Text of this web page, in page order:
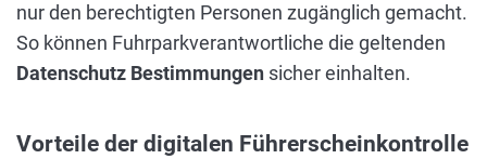
nur den berechtigten Personen zugänglich gemacht.
So können Fuhrparkverantwortliche die geltenden
Datenschutz Bestimmungen sicher einhalten.
Vorteile der digitalen Führerscheinkontrolle